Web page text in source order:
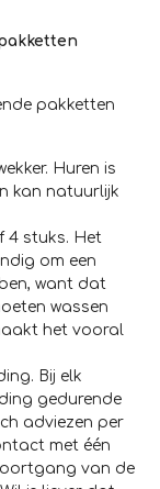
pakketten
Huren is
kan natuurlijk
4 stuks. Het
om een
want dat
wassen
het vooral
Bij elk
gedurende
adviezen per
met één
van de